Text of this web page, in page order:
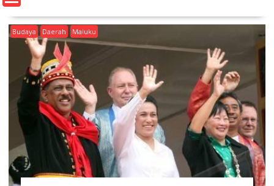
n
Budaya Daerah Maluku